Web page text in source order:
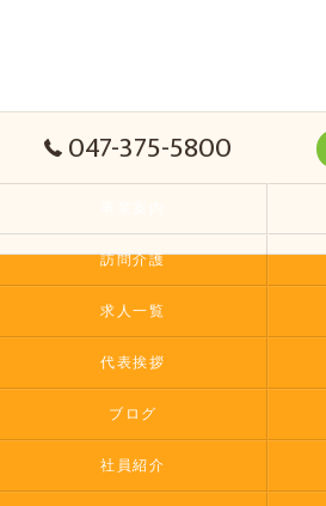
047-375-5800
訪問介護
求人一覧
代表挨拶
ブログ
社員紹介